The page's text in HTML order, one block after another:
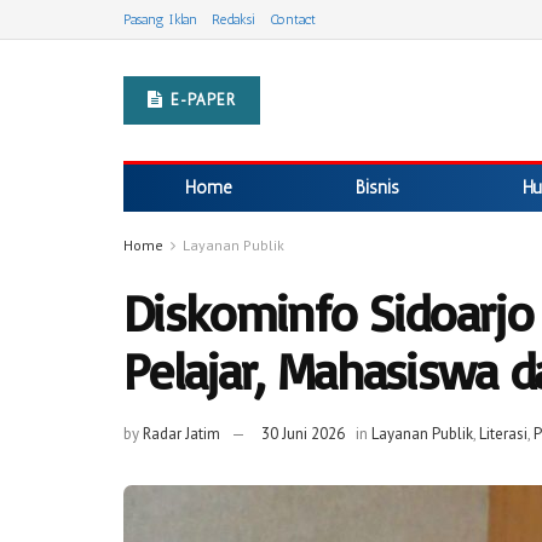
Pasang Iklan Redaksi Contact
E-PAPER
Home Bisnis
Home Layanan Publik
Diskominfo
Pelajar, Mahasiswa
byRadar Jatim 30 Juni 2026 in Layanan Publik,Literasi,